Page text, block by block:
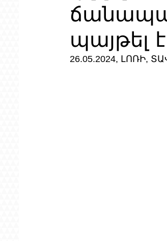
պայթել
26.05.2024, ԼՈՌԻ,